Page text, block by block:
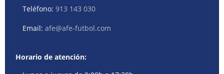
Teléfono:913 143 030
Email:afe@afe-futbol.com
Horario de atención: